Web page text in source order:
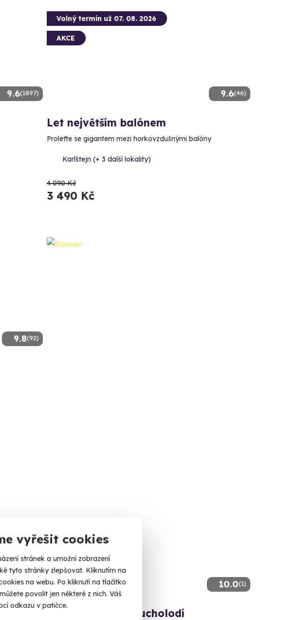
vyřešit cookies
stránek a umožní zobrazení
tyto stránky zlepšovat. Kliknutím na
na webu. Po kliknutí na tlačítko
povolit jen některé z nich. Váš
odkazu v patičce.
9.6(1897) 9.6(46)
Volný termín už 07. 08. 2026
AKCE
Let největším balónem
Proleťte se gigantem mezi horkovzdušnými balóny
Karlštejn (+ 3 další lokality)
4 090 Kč
3 490 Kč
9.8(92)
9.4(104) 10.0(1)
Exkluzivní let vzducholodí